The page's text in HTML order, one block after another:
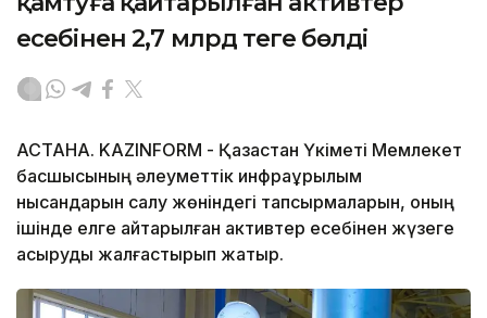
есебінен 2,7 млрд теңге бөлді
АСТАНА. KAZINFORM - Қазақстан Үкіметі Мемлекет
басшысының әлеуметтік инфрақұрылым
нысандарын салу жөніндегі тапсырмаларын, оның
ішінде елге қайтарылған активтер есебінен жүзеге
асыруды жалғастырып жатыр.